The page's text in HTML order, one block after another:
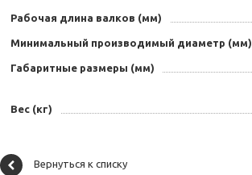
Рабочая длина валков (мм)
Минимальный производимый диаметр (мм)
Габаритные размеры (мм)
Вес (кг)
Вернуться к списку